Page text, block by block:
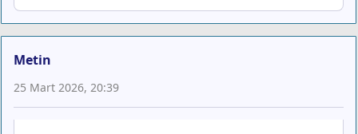
Metin
25 Mart 2026, 20:39